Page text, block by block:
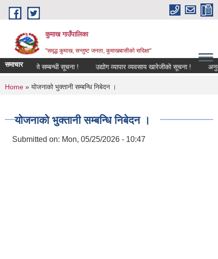
Skip to main content
कुमाख गाउँपालिका
"समृद्ध कुमाख, सन्तुष्ट जनता, कुमाखबासीको सदिक्षा"
समाचार
गरिएको सम्बन्धी सूचना ! उद्योग व्यापार व्यवसाय खारेजीको सूचना !
You are here
Home » योजनाको भुक्तानी सम्बन्धि निबेदन ।
योजनाको भुक्तानी सम्बन्धि निबेदन ।
Submitted on: Mon, 05/25/2026 - 10:47